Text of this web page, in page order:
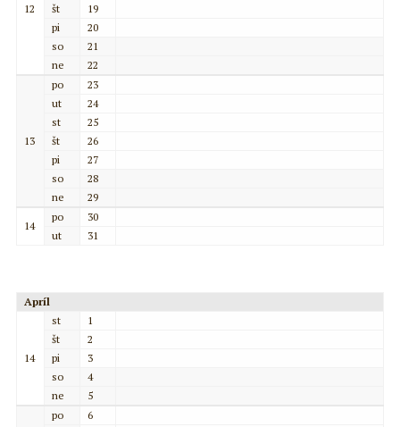
12
št
19
pi
20
so
21
ne
22
13
po
23
ut
24
st
25
št
26
pi
27
so
28
ne
29
14
po
30
ut
31
Apríl
14
st
1
št
2
pi
3
so
4
ne
5
po
6